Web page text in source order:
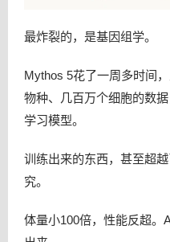
最炸裂的，是基因组学。
Mythos 5花了一周多时间
物种、几百万个细胞的数
学习模型。
训练出来的东西，甚至超
究。
体量小100倍，性能反超。